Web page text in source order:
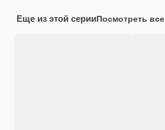
Еще из этой серииПосмотреть все